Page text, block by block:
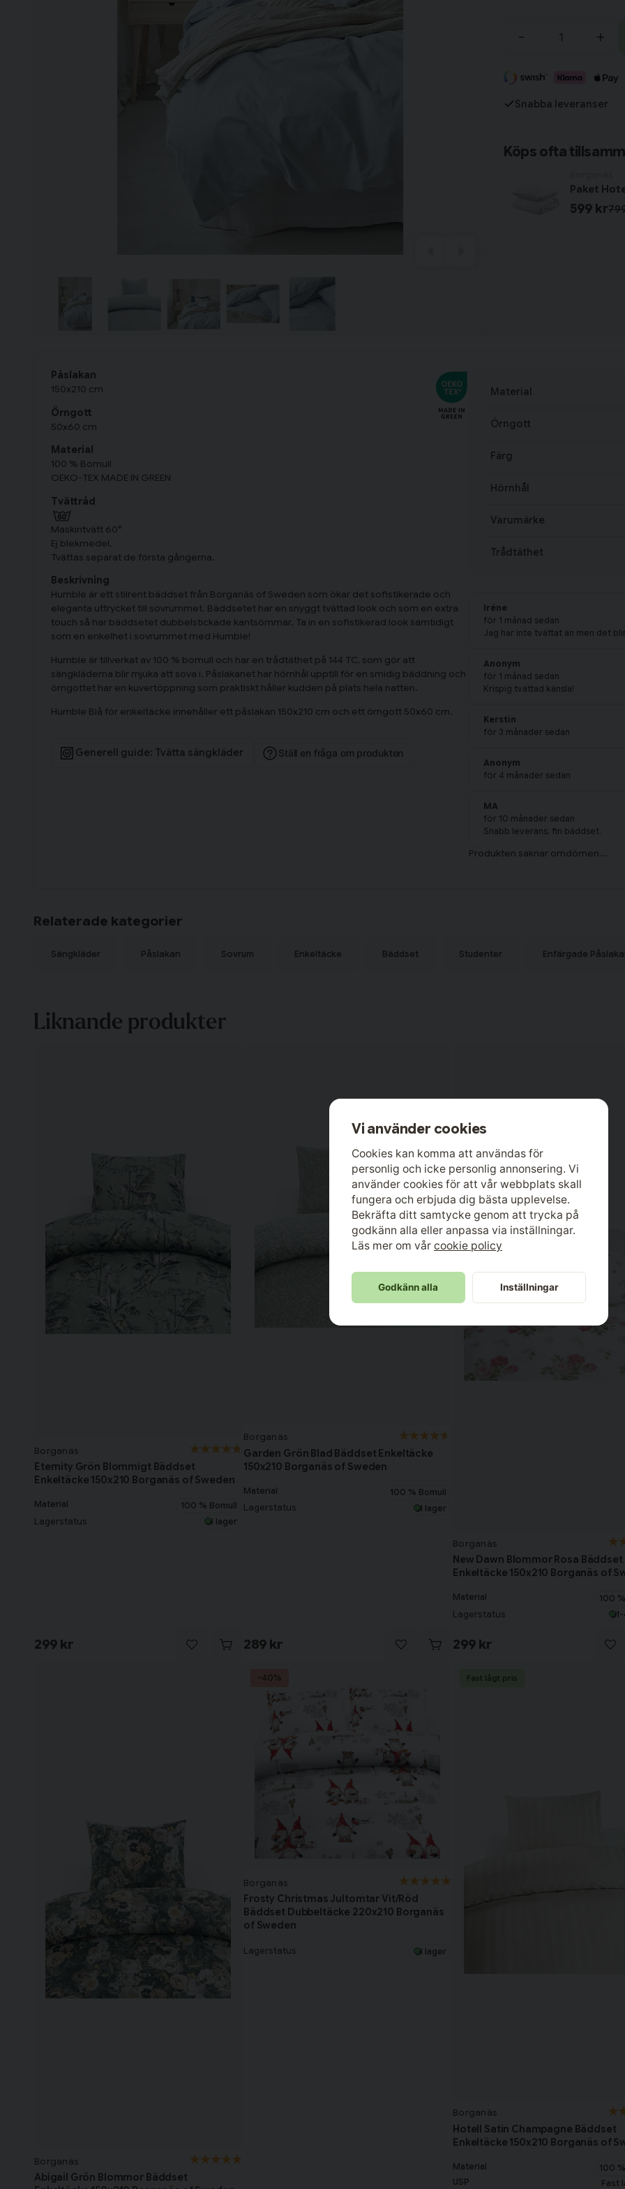
- +
Snabba leveranser
Köps ofta
599 kr
Påslakan
150x210 cm
Örngott
50x60 cm
Material
100 % Bomull
OEKO-TEX MADE IN GREEN
Tvättråd
Maskintvätt 60°
Ej blekmedel.
Tvättas separat de första gångerna.
Beskrivning
Humble är ett stilrent bäddset från Borganäs of Sweden som ökar det sofistikerade och
eleganta uttrycket till sovrummet. Bäddsetet har en snyggt tvättad look och som en extra
touch så har bäddsetet dubbelstickade kantsömmar. Ta in en sofistikerad look samtidigt
som en enkelhet i sovrummet med Humble!
Humble är tillverkat av 100 % bomull och har en trådtäthet på 144 TC, som gör att
sängkläderna blir mjuka att sova i. Påslakanet har hörnhål upptill för en smidig bäddning och
örngottet har en kuvertöppning som praktiskt håller kudden på plats hela natten.
Humble Blå för enkeltäcke innehåller ett påslakan 150x210 cm och ett örngott 50x60 cm.
Generell guide: Tvätta sängkläder Ställ en fråga om produkten
Material
Örngott
Färg
Hörnhål
Varumärke
Trådtäthet
Iréne
för 1 månad sedan
Jag har inte tvättat än men det
Anonym
för 1 månad sedan
Krispig tvättad känsla!
Kerstin
för 3 månader sedan
Anonym
för 4 månader sedan
MA
för 10 månader sedan
Snabb leverans, fin bäddset.
Relaterade kategorier
Sängkläder Påslakan Sovrum Enkeltäcke Bäddset Studenter Enfärgade
Liknande produkter
Borganäs
Eternity Grön Blommigt Bäddset
Enkeltäcke 150x210 Borganäs of Sweden
Material 100 % Bomull
Lagerstatus I lager
299 kr
Borganäs
Garden Grön Blad Bäddset Enkeltäcke
150x210 Borganäs of Sweden
Material 100 % Bomull
Lagerstatus I lager
289 kr
Borganäs
New Dawn Blommor Rosa Bäddset
Enkeltäcke 150x210 Borganäs of
Material 100
Lagerstatus
299 kr
Borganäs
Abigail Grön Blommor Bäddset
Borganäs
Frosty Christmas Jultomtar Vit/Röd
Bäddset Dubbeltäcke 220x210 Borganäs
of Sweden
Lagerstatus I lager
-40%
Borganäs
Hotell Satin Champagne Bäddset
Enkeltäcke 150x210 Borganäs of
Material
100
USP
Fast
Fast lågt pris
Har du alla tillbehör?
Vi använder cookies
Cookies kan komma att användas för
personlig och icke personlig annonsering. Vi
använder cookies för att vår webbplats skall
fungera och erbjuda dig bästa upplevelse.
Bekräfta ditt samtycke genom att trycka på
godkänn alla eller anpassa via inställningar.
Läs mer om vår cookie policy
Godkänn alla Inställningar